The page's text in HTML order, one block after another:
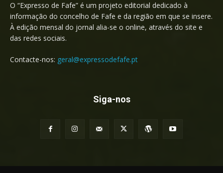
O “Expresso de Fafe” é um projeto editorial dedicado à
informação do concelho de Fafe e da região em que se insere.
À edição mensal do jornal alia-se o online, através do site e
das redes sociais.
Contacte-nos: geral@expressodefafe.pt
Siga-nos